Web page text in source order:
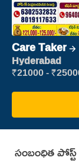
Care Taker
Hyderabad
₹21000 -
సంబంధిత పోస్ట్